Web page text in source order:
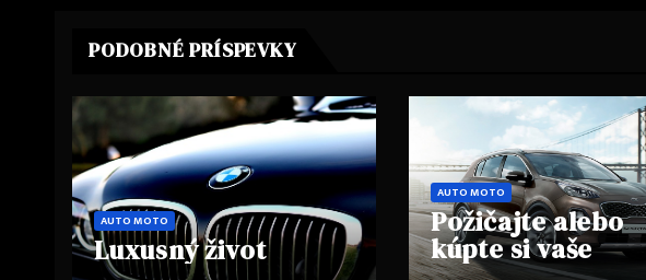
PODOBNÉ PRÍSPEVKY
AUTO MOTO
Luxusný život
AUTO MOTO
Požičajte alebo
kúpte si vaše